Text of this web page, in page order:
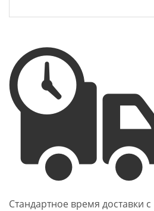
Стандартное время доставки